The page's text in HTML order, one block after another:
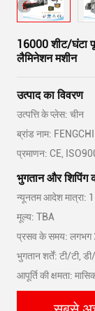
16000 शीट/घंटा
लैमिनेशन मशीन
उत्पाद का विवरण
उत्पत्ति के प्लेस: चीन
ब्रांड नाम: FENGCHI
प्रमाणन: CE,
भुगतान और शिपिंग
न्यूनतम आदेश मात्रा:
मूल्य: TBA
प्रसव के समय: लगभग
भुगतान शर्तें: टी/टी,
आपूर्ति की क्षमता: